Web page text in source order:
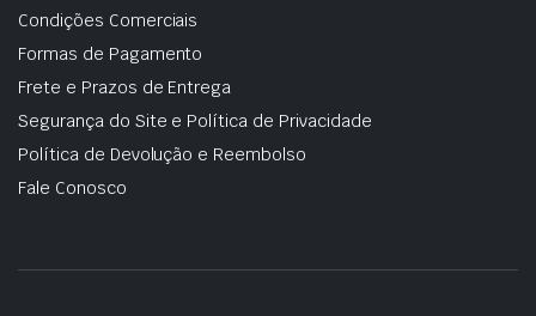
Condições Comerciais
Formas de Pagamento
Frete e Prazos de Entrega
Segurança do Site e Política de Privacidade
Política de Devolução e Reembolso
Fale Conosco